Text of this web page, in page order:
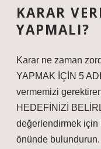
KARAR
YAPMALI?
Karar ne zaman
YAPMAK İÇİN 5
vermemizi
HEDEFİNİZİ
değerlendirmek için
önünde